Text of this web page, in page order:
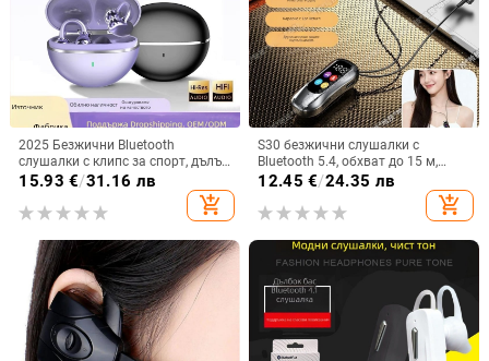
2025 Безжични Bluetooth
слушалки с клипс за спорт, дълъг
живот на батерията,
шумопотискане, висококачествен
звук и комфортно носене
15.93 €/31.16 лв
add_shopping_cart
S30 безжични слушалки с
Bluetooth 5.4, обхват до 15 м,
стерео звук, цифров дисплей,
12.45 €/24.35 лв
add_shopping_cart